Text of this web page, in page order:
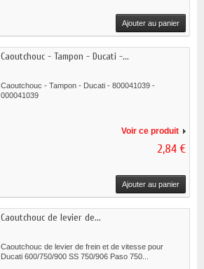
Ajouter au panier
Caoutchouc - Tampon - Ducati -...
Caoutchouc - Tampon - Ducati - 800041039 -
000041039
Voir ce produit
2,84 €
Ajouter au panier
Caoutchouc de levier de...
Caoutchouc de levier de frein et de vitesse pour
Ducati 600/750/900 SS 750/906 Paso 750...